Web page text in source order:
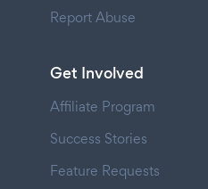
Report Abuse
Get Involved
Affiliate Program
Success Stories
Feature Requests